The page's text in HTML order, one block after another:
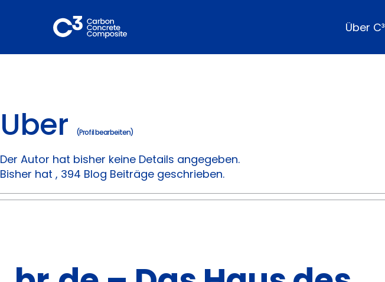
Über C³
Über (Profil bearbeiten)
Der Autor hat bisher keine Details angegeben.
Bisher hat , 394 Blog Beiträge geschrieben.